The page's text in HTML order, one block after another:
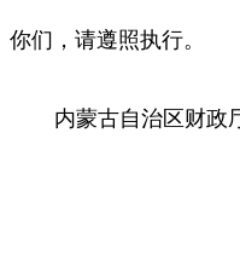
你们，请遵照执行。
内蒙古自治区